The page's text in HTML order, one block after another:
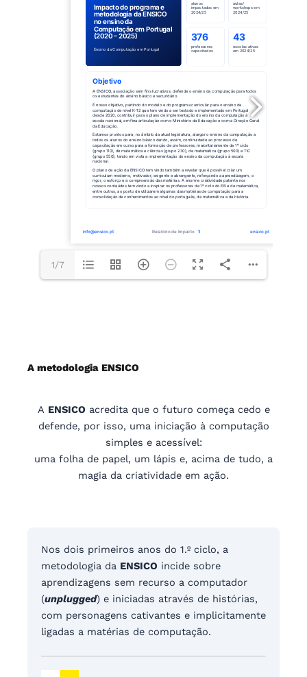
1/7
A metodologia ENSICO
A ENSICO acredita que o futuro começa cedo e
defende, por isso, uma iniciação à computação
simples e acessível:
uma folha de papel, um lápis e, acima de tudo, a
magia da criatividade em ação.
Nos dois primeiros anos do 1.º ciclo, a
metodologia da ENSICO incide sobre
aprendizagens sem recurso a computador
(unplugged) e iniciadas através de histórias,
com personagens cativantes e implicitamente
ligadas a matérias de computação.